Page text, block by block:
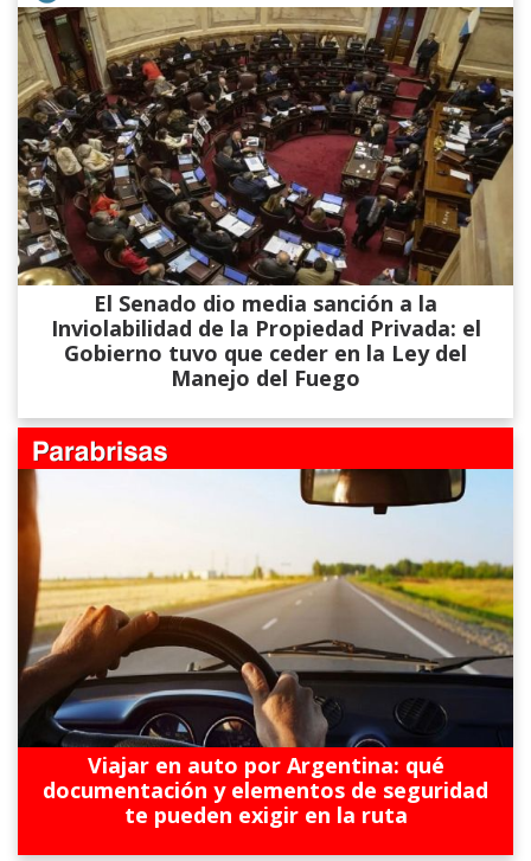
El Senado dio media sanción a la
Inviolabilidad de la Propiedad Privada: el
Gobierno tuvo que ceder en la Ley del
Manejo del Fuego
Viajar en auto por Argentina: qué
documentación y elementos de seguridad
te pueden exigir en la ruta